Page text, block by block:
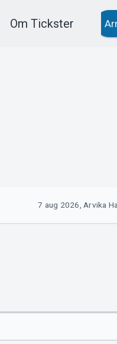
Om Tickster
7 aug 2026, Arvika